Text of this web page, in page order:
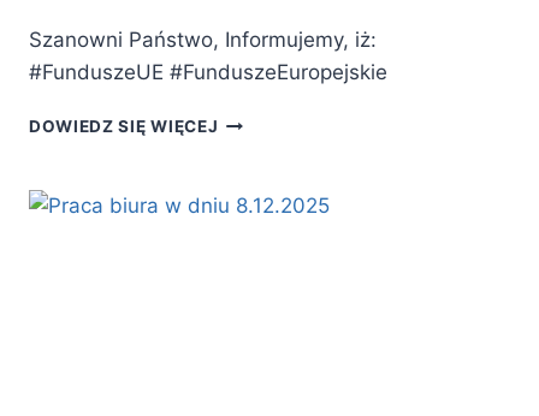
Szanowni Państwo, Informujemy, iż:
#FunduszeUE #FunduszeEuropejskie
DOWIEDZ SIĘ WIĘCEJ PRACA
OKRESIE